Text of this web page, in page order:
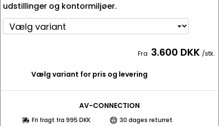
udstillinger og kontormiljøer.
Fra 3.600 DKK /stk.
Vælg variant for pris og levering
AV-CONNECTION
Fri fragt fra 995 DKK
30 dages returret